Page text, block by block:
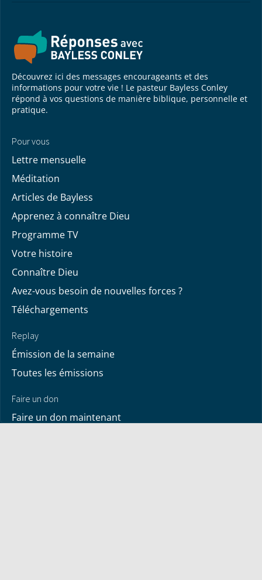
Découvrez ici des messages encourageants et des
informations pour votre vie ! Le pasteur Bayless Conley
répond à vos questions de manière biblique, personnelle et
pratique.
Pour vous
Lettre mensuelle
Méditation
Articles de Bayless
Apprenez à connaître Dieu
Programme TV
Votre histoire
Connaître Dieu
Avez-vous besoin de nouvelles forces ?
Téléchargements
Replay
Émission de la semaine
Toutes les émissions
Faire un don
Faire un don maintenant